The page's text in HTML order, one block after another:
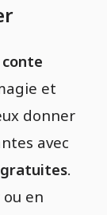
et
donner
avec
.
en